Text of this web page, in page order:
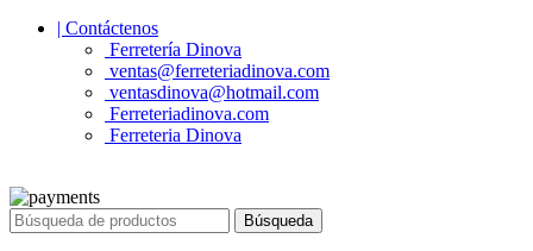
| Contáctenos
Ferretería Dinova
ventas@ferreteriadinova.com
ventasdinova@hotmail.com
Ferreteriadinova.com
Ferreteria Dinova
Búsqueda